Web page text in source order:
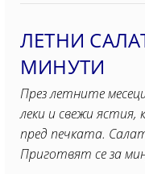
ЛЕТНИ
МИНУТИ
През летните
леки и свежи ястия,
пред печката.
Приготвят се за